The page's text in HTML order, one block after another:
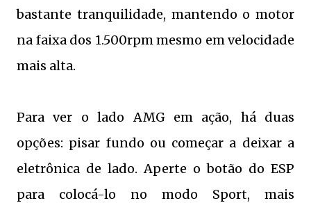
bastante tranquilidade, mantendo o motor
na faixa dos 1.500rpm mesmo em velocidade
mais alta.
Para ver o lado AMG em ação, há duas
opções: pisar fundo ou começar a deixar a
eletrônica de lado. Aperte o botão do ESP
para colocá-lo no modo Sport, mais